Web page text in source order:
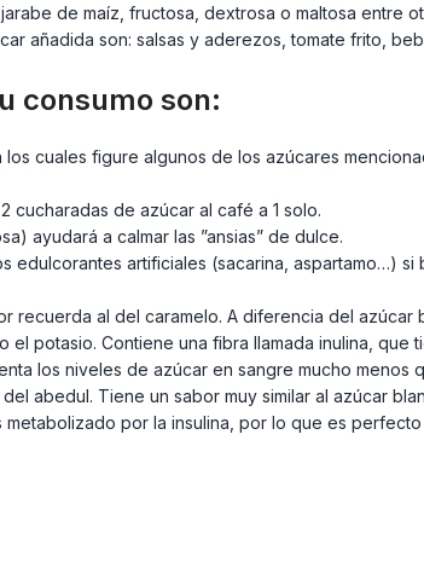
de maíz, fructosa, dextrosa o maltosa entre
añadida son: salsas y aderezos, tomate frito,
consumo son:
cuales figure algunos de los azúcares
cucharadas de azúcar al café a 1 solo.
ayudará a calmar las ”ansias” de dulce.
edulcorantes artificiales (sacarina, aspartamo…)
recuerda al del caramelo. A diferencia del
potasio. Contiene una fibra llamada inulina,
los niveles de azúcar en sangre mucho menos
abedul. Tiene un sabor muy similar al azúcar
por la insulina, por lo que es